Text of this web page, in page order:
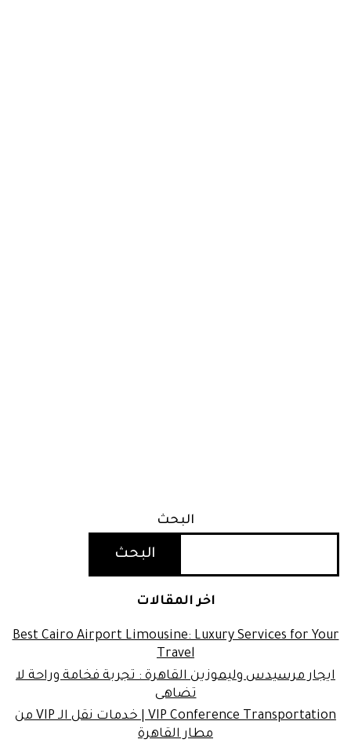
البحث
البحث
اخر المقالات
Best Cairo Airport Limousine: Luxury Services for Your
Travel
ايجار مرسيدس وليموزين القاهرة : تجربة فخامة وراحة لا
تضاهى
VIP Conference Transportation | خدمات نقل الـ VIP من
مطار القاهرة